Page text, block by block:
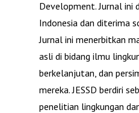
Development. Jurnal ini
Indonesia dan diterima
Jurnal ini menerbitkan
asli di bidang ilmu
berkelanjutan, dan
mereka. JESSD berdiri
penelitian lingkungan